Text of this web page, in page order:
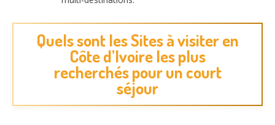
Quels sont les Sites à visiter en
Côte d’Ivoire les plus
recherchés pour un court
séjour